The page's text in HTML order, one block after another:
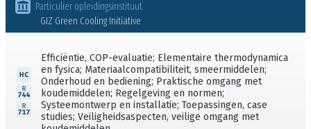
Is energie-efficiency onderdeel van de training?
GIZ Green Cooling Initiative
Particulier opleidingsinstituut
Efficiëntie, COP-evaluatie; Elementaire thermodynamica
en fysica; Materiaalcompatibiliteit, smeermiddelen;
Onderhoud en bediening; Praktische omgang met
koudemiddelen; Regelgeving en normen;
Systeemontwerp en installatie; Toepassingen, case
studies; Veiligheidsaspecten, veilige omgang met